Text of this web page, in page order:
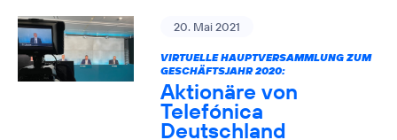
20. Mai 2021
VIRTUELLE HAUPTVERSAMMLUNG ZUM
GESCHÄFTSJAHR 2020:
Aktionäre von
Telefónica
Deutschland